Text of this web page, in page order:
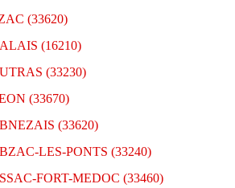
(33620)
(16210)
(33230)
(33670)
(33620)
LES-PONTS (33240)
FORT-MEDOC (33460)